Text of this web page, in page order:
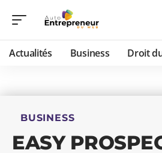
Actualités Business Droit
BUSINESS
EASY